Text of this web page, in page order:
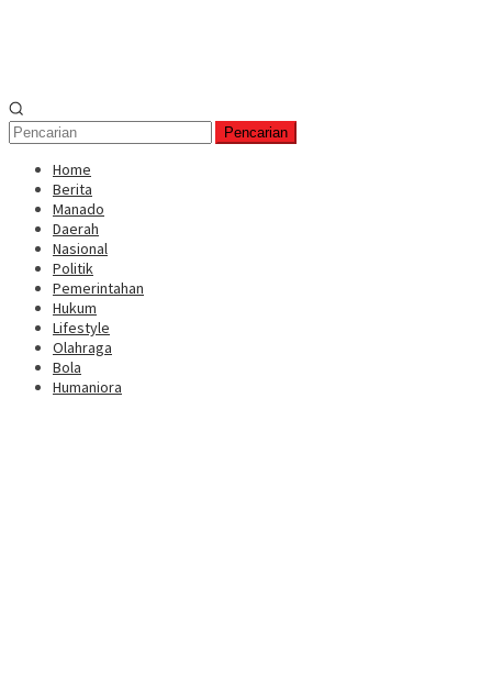
Pencarian
Home
Berita
Manado
Daerah
Nasional
Politik
Pemerintahan
Hukum
Lifestyle
Olahraga
Bola
Humaniora